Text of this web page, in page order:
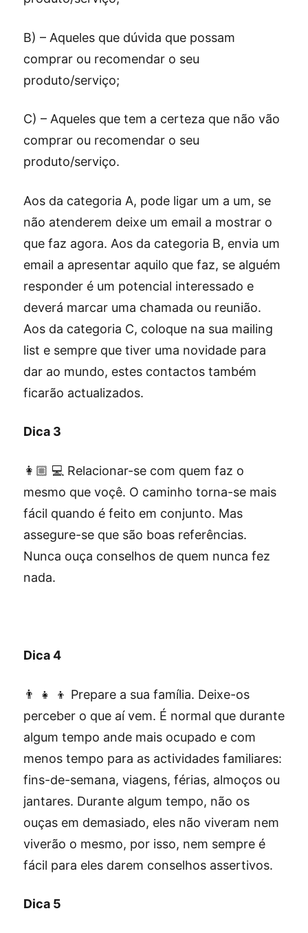
B) – Aqueles que dúvida que possam
comprar ou recomendar o seu
produto/serviço;
C) – Aqueles que tem a certeza que não vão
comprar ou recomendar o seu
produto/serviço.
Aos da categoria A, pode ligar um a um, se
não atenderem deixe um email a mostrar o
que faz agora. Aos da categoria B, envia um
email a apresentar aquilo que faz, se alguém
responder é um potencial interessado e
deverá marcar uma chamada ou reunião.
Aos da categoria C, coloque na sua mailing
list e sempre que tiver uma novidade para
dar ao mundo, estes contactos também
ficarão actualizados.
Dica 3
👩🏼 💻 Relacionar-se com quem faz o
mesmo que voçê. O caminho torna-se mais
fácil quando é feito em conjunto. Mas
assegure-se que são boas referências.
Nunca ouça conselhos de quem nunca fez
nada.
Dica 4
👨 👧 👦 Prepare a sua família. Deixe-os
perceber o que aí vem. É normal que durante
algum tempo ande mais ocupado e com
menos tempo para as actividades familiares:
fins-de-semana, viagens, férias, almoços ou
jantares. Durante algum tempo, não os
ouças em demasiado, eles não viveram nem
viverão o mesmo, por isso, nem sempre é
fácil para eles darem conselhos assertivos.
Dica 5